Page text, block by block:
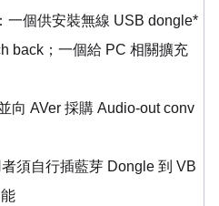
一個供安裝無線 USB dongle*
back；一個給 PC 相關擴充
向 AVer 採購 Audio-out conv
須自行插藍芽 Dongle 到 VB